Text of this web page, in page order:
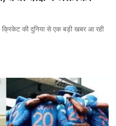
की दुनिया से एक बड़ी खबर आ रही